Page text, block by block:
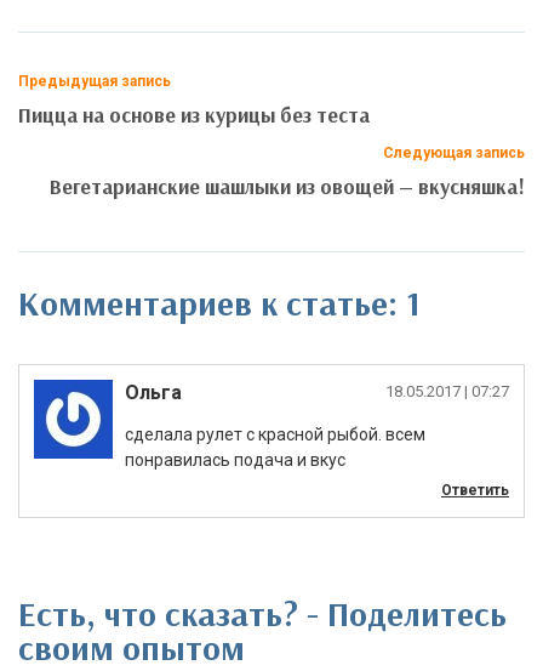
Предыдущая запись
Пицца на основе из курицы без теста
Следующая запись
Вегетарианские шашлыки из овощей — вкусняшка!
Комментариев к статье: 1
Ольга |
сделала рулет с красной рыбой. всем
понравилась подача и вкус
Ответить
Есть, что сказать? - Поделитесь
своим опытом